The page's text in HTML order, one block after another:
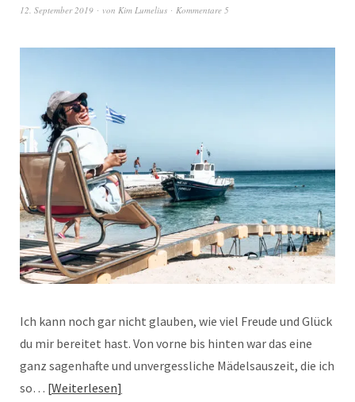
12. September 2019 von Kim Lumelius Kommentare 5
Ich kann noch gar nicht glauben, wie viel Freude und Glück
du mir bereitet hast. Von vorne bis hinten war das eine
ganz sagenhafte und unvergessliche Mädelsauszeit, die ich
so… Weiterlesen